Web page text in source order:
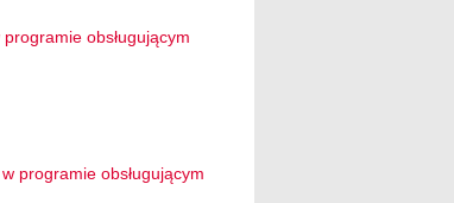
obsługującym
programie obsługującym